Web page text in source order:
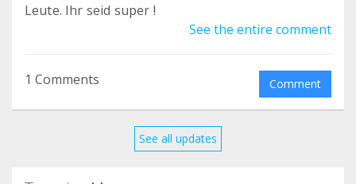
Leute. Ihr seid super !
See the entire comment
1 Comments Comment
See all updates